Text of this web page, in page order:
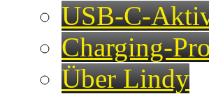
USB-C-
Charging-
Über Lindy